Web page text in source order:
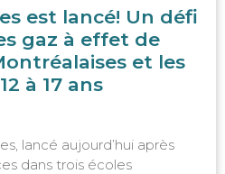
est lancé! Un défi
gaz à effet de
et les
à 17 ans
lancé aujourd’hui après
dans trois écoles